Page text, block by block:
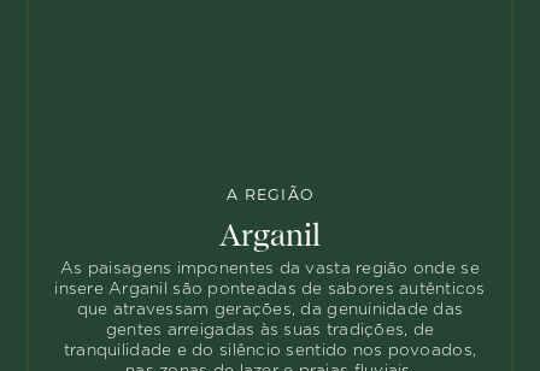
A REGIÃO
Arganil
As paisagens imponentes da vasta região onde se
insere Arganil são ponteadas de sabores autênticos
que atravessam gerações, da genuinidade das
gentes arreigadas às suas tradições, de
tranquilidade e do silêncio sentido nos povoados,